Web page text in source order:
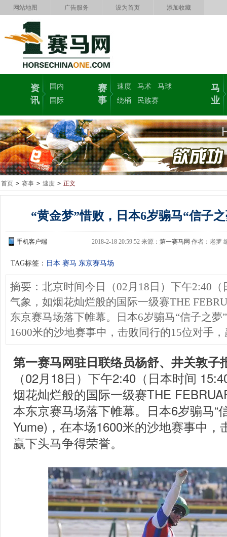
网站地图 广告服务 设为首页 添加收藏
资
讯
国内
国际
赛
事
速度 马术
马球
绕桶
民族赛
马
业
首页 > 赛事 > 速度 > 正文
“黄金梦”惜败，日本6岁骟马“信子
手机客户端 2018-2-18 20:59:52 来源：第一赛马网 作者：老罗
TAG标签： 日本 赛马 东京赛马场
摘要：北京时间今日（02月18日）下午2:40
气象，如烟花灿烂般的国际一级赛THE
东京赛马场落下帷幕。日本6岁骟马“信子之夢
1600米的沙地赛事中，击败同行的15位对手
第一赛马网驻日联络员杨舒、井关敦子
（02月18日）下午2:40（日本时间
烟花灿烂般的国际一级赛THE
本东京赛马场落下帷幕。日本6岁骟马“
Yume)，在本场1600米的沙地赛事中，
赢下头马争得荣誉。